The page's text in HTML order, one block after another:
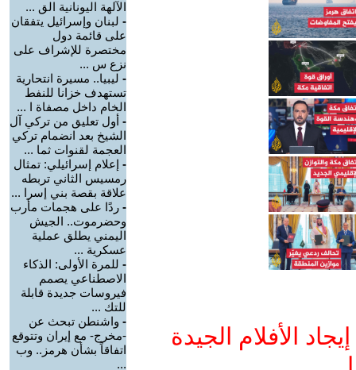
الأفلام الجيدة
الآلهة اليونانية الق ...
- لبنان وإسرائيل يتفقان
على قائمة دول
مختصرة للإشراف على
نزع س ...
- ليبيا.. مسيرة انتحارية
تستهدف خزانا للنفط
الخام داخل مصفاة ا ...
- أول تعليق من تركي آل
الشيخ بعد انضمام تركي
العجمة لقنوات ثما ...
- إعلام إسرائيلي: تمثال
رمسيس الثاني تربطه
علاقة بقصة بني إسرا ...
- ردًا على هجمات مأرب
وحضرموت.. الجيش
اليمني يطلق عملية
عسكرية ...
- للمرة الأولى: الذكاء
الاصطناعي يصمم
فيروسات جديدة قابلة
للتك ...
- واشنطن تبحث عن
-مخرج- مع إيران وتتوقع
اتفاقاً بشأن هرمز.. وب
...